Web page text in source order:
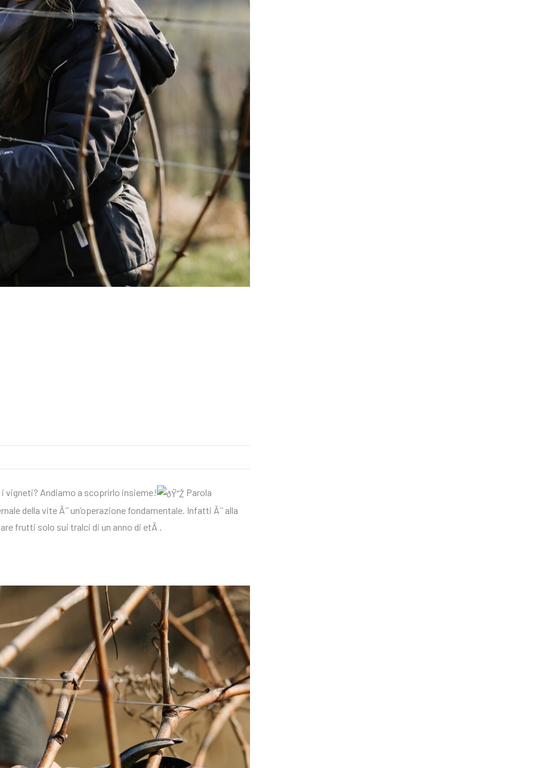
vigneti? Andiamo a scoprirlo insieme!
Parola
della vite Ã¨ un’operazione fondamentale. Infatti Ã¨ alla
frutti solo sui tralci di un anno di etÃ .